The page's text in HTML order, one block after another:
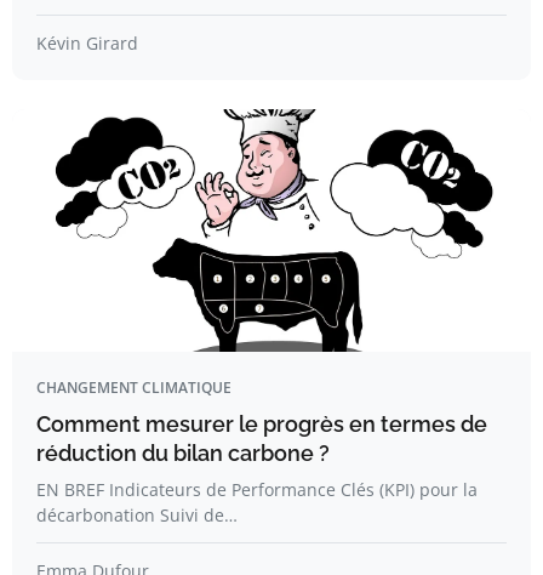
Kévin Girard
CHANGEMENT CLIMATIQUE
Comment mesurer le progrès en termes de
réduction du bilan carbone ?
EN BREF Indicateurs de Performance Clés (KPI) pour la
décarbonation Suivi de…